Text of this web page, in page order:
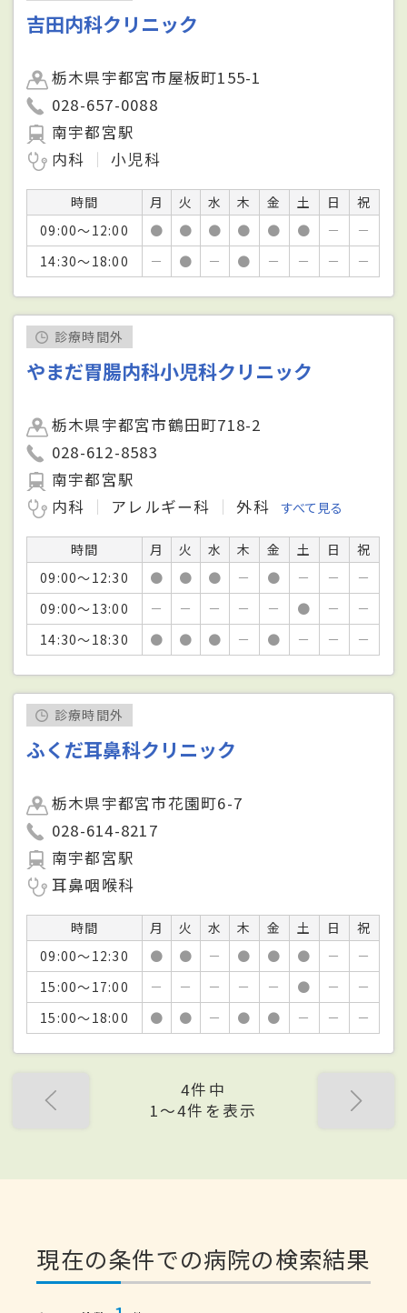
吉田内科クリニック
栃木県宇都宮市屋板町155-1
028-657-0088
南宇都宮駅
内科
小児科
時間 月 火 水 木 金 土 日
祝
09:00～12:00
● ● ● ● ● ● －
－
14:30～18:00
－ ● － ● － － － －
診療時間外
やまだ胃腸内科小児科クリニック
栃木県宇都宮市鶴田町718-2
028-612-8583
南宇都宮駅
内科
アレルギー科 外科 すべて見る
時間 月 火 水 木 金 土 日
祝
09:00～12:30
● ● ● － ● － －
－
09:00～13:00
－ － － － － ● －
－
14:30～18:30
● ● ● － ● － － －
診療時間外
ふくだ耳鼻科クリニック
栃木県宇都宮市花園町6-7
028-614-8217
南宇都宮駅
耳鼻咽喉科
時間 月 火 水 木 金 土 日
祝
09:00～12:30
● ● － ● ● ● －
－
15:00～17:00
－ － － － － ● －
－
15:00～18:00
● ● － ● ● － － －
4件中
1〜4件を表示
現在の条件での病院の検索結果